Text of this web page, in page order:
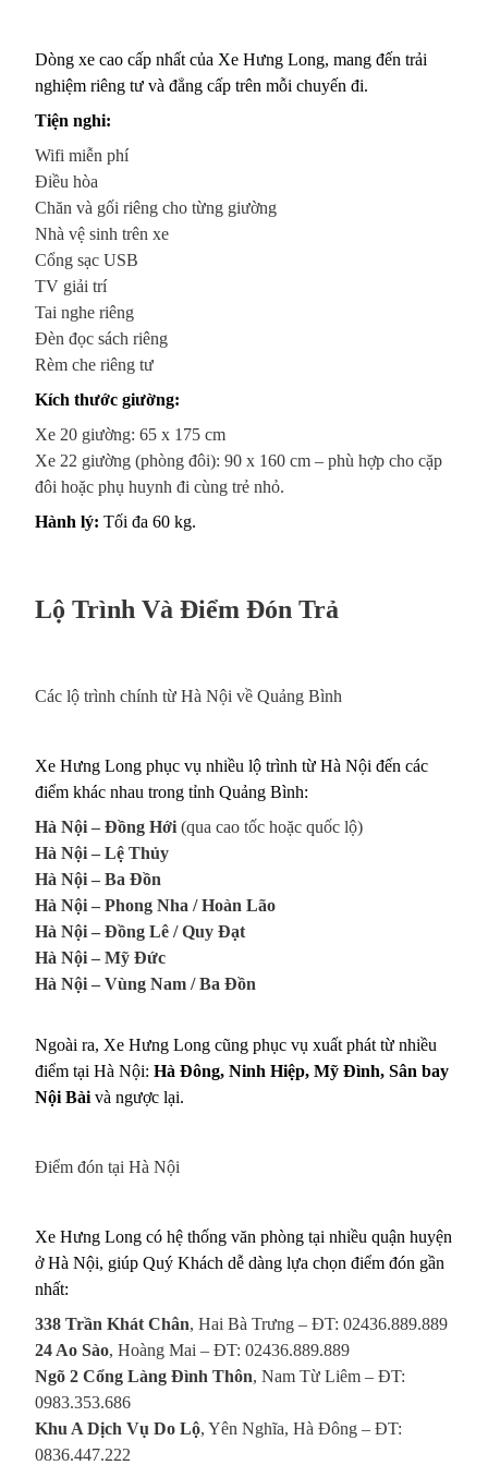
Dòng xe cao cấp nhất của Xe Hưng Long, mang đến trải
nghiệm riêng tư và đẳng cấp trên mỗi chuyến đi.
Tiện nghi:
Wifi miễn phí
Điều hòa
Chăn và gối riêng cho từng giường
Nhà vệ sinh trên xe
Cổng sạc USB
TV giải trí
Tai nghe riêng
Đèn đọc sách riêng
Rèm che riêng tư
Kích thước giường:
Xe 20 giường: 65 x 175 cm
Xe 22 giường (phòng đôi): 90 x 160 cm – phù hợp cho cặp
đôi hoặc phụ huynh đi cùng trẻ nhỏ.
Hành lý: Tối đa 60 kg.
Lộ Trình Và Điểm Đón Trả
Các lộ trình chính từ Hà Nội về Quảng Bình
Xe Hưng Long phục vụ nhiều lộ trình từ Hà Nội đến các
điểm khác nhau trong tỉnh Quảng Bình:
Hà Nội – Đồng Hới (qua cao tốc hoặc quốc lộ)
Hà Nội – Lệ Thủy
Hà Nội – Ba Đồn
Hà Nội – Phong Nha / Hoàn Lão
Hà Nội – Đồng Lê / Quy Đạt
Hà Nội – Mỹ Đức
Hà Nội – Vùng Nam / Ba Đồn
Ngoài ra, Xe Hưng Long cũng phục vụ xuất phát từ nhiều
điểm tại Hà Nội: Hà Đông, Ninh Hiệp, Mỹ Đình, Sân bay
Nội Bài và ngược lại.
Điểm đón tại Hà Nội
Xe Hưng Long có hệ thống văn phòng tại nhiều quận huyện
ở Hà Nội, giúp Quý Khách dễ dàng lựa chọn điểm đón gần
nhất:
338 Trần Khát Chân, Hai Bà Trưng – ĐT: 02436.889.889
24 Ao Sào, Hoàng Mai – ĐT: 02436.889.889
Ngõ 2 Cổng Làng Đình Thôn, Nam Từ Liêm – ĐT:
0983.353.686
Khu A Dịch Vụ Do Lộ, Yên Nghĩa, Hà Đông – ĐT:
0836.447.222